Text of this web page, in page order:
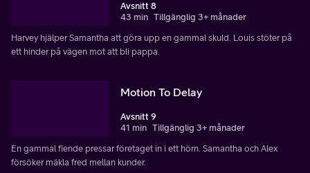
Avsnitt 8
43 min Tillgänglig 3+ månader
Harvey hjälper Samantha att göra upp en gammal skuld. Louis stöter på
ett hinder på vägen mot att bli pappa.
Motion To Delay
Avsnitt 9
41 min Tillgänglig 3+ månader
En gammal fiende pressar företaget in i ett hörn. Samantha och Alex
försöker mäkla fred mellan kunder.